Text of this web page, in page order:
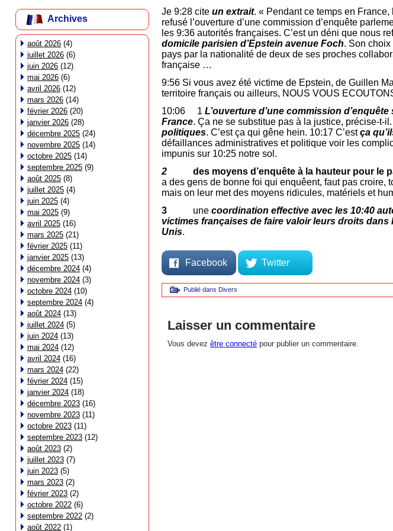
Archives
août 2026 (4)
juillet 2026 (6)
juin 2026 (12)
mai 2026 (6)
avril 2026 (12)
mars 2026 (14)
février 2026 (20)
janvier 2026 (28)
décembre 2025 (24)
novembre 2025 (14)
octobre 2025 (14)
septembre 2025 (9)
août 2025 (8)
juillet 2025 (4)
juin 2025 (4)
mai 2025 (9)
avril 2025 (16)
mars 2025 (21)
février 2025 (11)
janvier 2025 (13)
décembre 2024 (4)
novembre 2024 (3)
octobre 2024 (10)
septembre 2024 (4)
août 2024 (13)
juillet 2024 (5)
juin 2024 (13)
mai 2024 (12)
avril 2024 (16)
mars 2024 (22)
février 2024 (15)
janvier 2024 (18)
décembre 2023 (16)
novembre 2023 (11)
octobre 2023 (11)
septembre 2023 (12)
août 2023 (2)
juillet 2023 (7)
juin 2023 (5)
mars 2023 (2)
février 2023 (2)
octobre 2022 (6)
septembre 2022 (2)
août 2022 (1)
Je 9:28 cite un extrait. « Pendant ce temps en
refusé l’ouverture d’une commission d’enquête
les 9:36 autorités françaises. C’est un déni que nous
domicile parisien d’Epstein avenue Foch. Son
pays par la nationalité de deux de ses proches
française …
9:56 Si vous avez été victime de Epstein, de Guillen
territoire français ou ailleurs, NOUS VOUS
10:06 1 L’ouverture d’une commission
France. Ça ne se substitue pas à la justice, précise-t-
politiques. C’est ça qui gêne hein. 10:17 C’estça
défaillances administratives et politique voir les
impunis sur 10:25 notre sol.
2
des moyens d’enquête à la hauteur pour le
a des gens de bonne foi qui enquêent, faut pas croire,
mais on leur met des moyens ridicules, matériels et
3 une coordination effective avec les 10:40
victimes françaises de faire valoir leurs droits
Unis.
Facebook Twitter
Publié dans Divers
Laisser un commentaire
Vous devez être connecté pour publier un commentaire.